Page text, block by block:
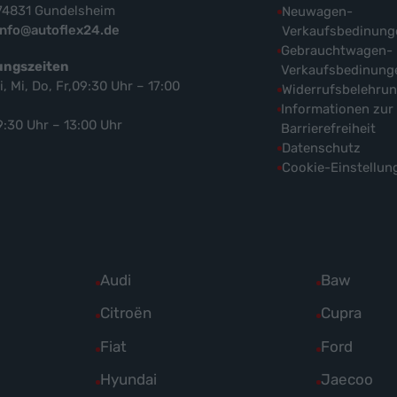
Gundelsheim
Mi, Do, Fr,09:30 Uhr – 17:00
Uhr – 13:00 Uhr
Neuwagen-
Gebrauchtwagen-
Informationen zur
Barrierefreiheit
Datenschutz
Cookie-
Audi
Alle
Fahrzeuge
Audi
anzeigen
Baw
Alle
Fahrzeuge
Baw
anzeigen
Citroën
Alle
Fahrzeuge
Citroën
Cupra
Alle
Fahrzeuge
Cupra
Fiat
Alle
Fahrzeuge
Ford
Alle
Fahrzeuge
Hyundai
Alle
Jaecoo
Alle